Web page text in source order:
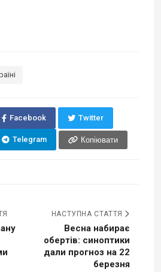
Facebook Twitter
Telegram Копіювати
НАСТУПНА СТАТТЯ
Весна набирає
обертів: синоптики
дали прогноз на 22
березня